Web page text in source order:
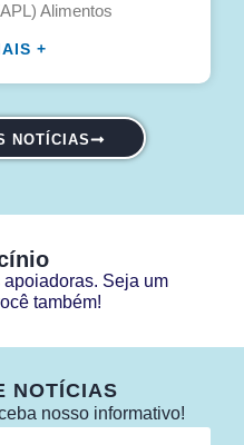
Alimentos
+
NOTÍCIAS
Seja um
também!
NOTÍCIAS
nosso informativo!